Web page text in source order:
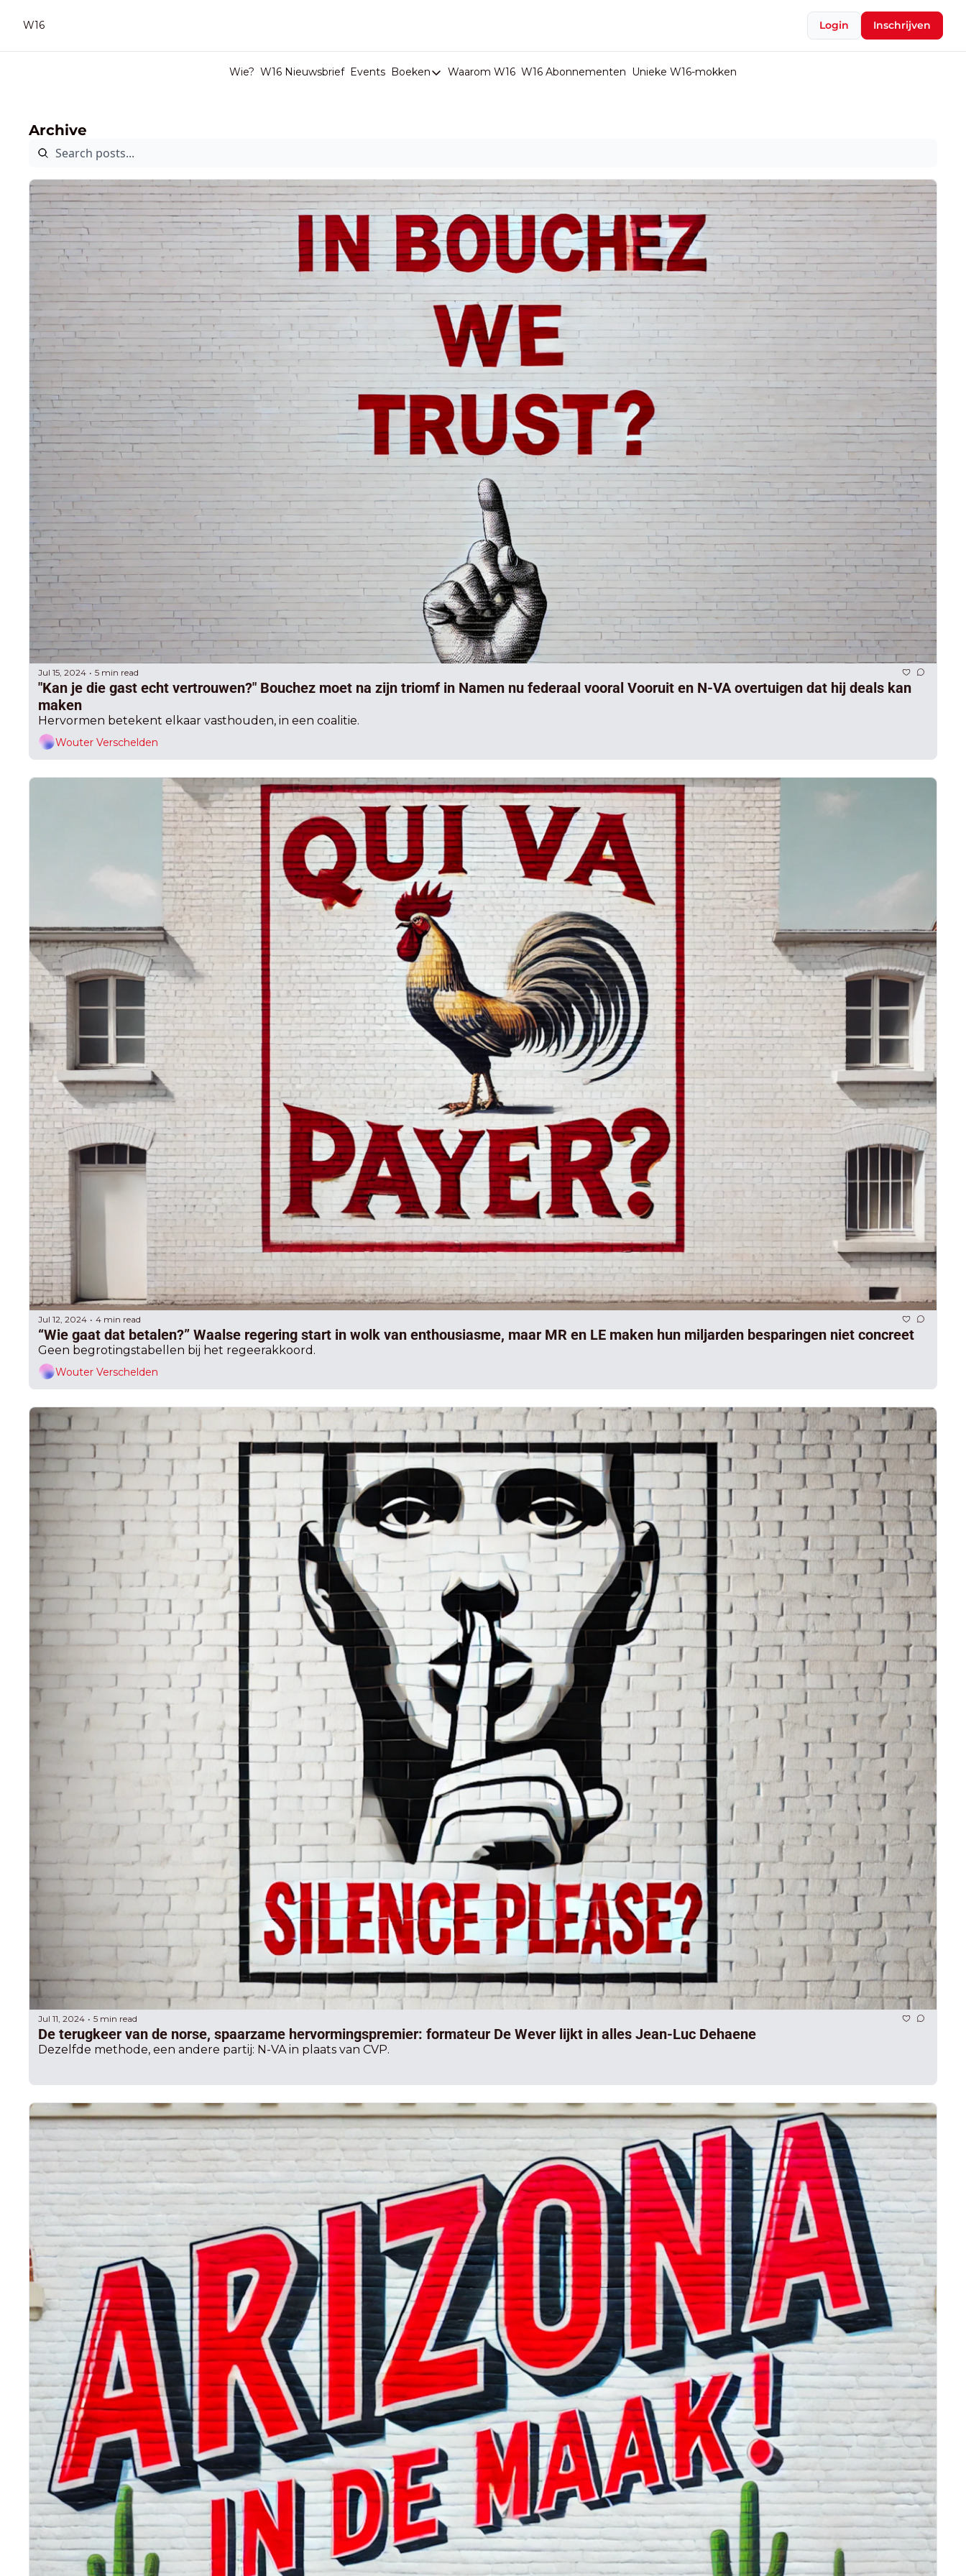
W16 Login Inschrijven
Wie? W16 Nieuwsbrief Events Boeken
Boeken
Het Merk België
De Doodgravers van België
Bpost Hold-up
Waarom W16 W16 Abonnementen Unieke W16-mokken
Archive
Jul 15, 2024 • 5 min read
"Kan je die gast echt vertrouwen?" Bouchez moet na zijn triomf in Namen nu federaal vooral Vooruit en N-VA overtuigen dat hij deals kan
maken
Hervormen betekent elkaar vasthouden, in een coalitie.
Wouter Verschelden
Jul 12, 2024 • 4 min read
“Wie gaat dat betalen?” Waalse regering start in wolk van enthousiasme, maar MR en LE maken hun miljarden besparingen niet concreet
Geen begrotingstabellen bij het regeerakkoord.
Wouter Verschelden
Jul 11, 2024 • 5 min read
De terugkeer van de norse, spaarzame hervormingspremier: formateur De Wever lijkt in alles Jean-Luc Dehaene
Dezelfde methode, een andere partij: N-VA in plaats van CVP.